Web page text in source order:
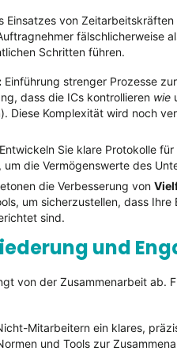
von Zeitarbeitskräften
fälschlicherweise
Schritten führen.
Einführung strenger Prozesse
dass die ICs kontrollieren wie
Diese Komplexität wird noch
Entwickeln Sie klare Protokolle
die Vermögenswerte des
die Verbesserung von
um sicherzustellen, dass
sind.
und
von der Zusammenarbeit ab.
Mitarbeitern ein klares,
und Tools zur